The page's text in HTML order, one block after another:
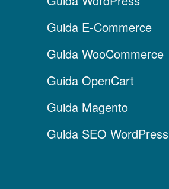
Guida E-Commerce
Guida WooCommerce
Guida OpenCart
Guida Magento
Guida SEO WordPress